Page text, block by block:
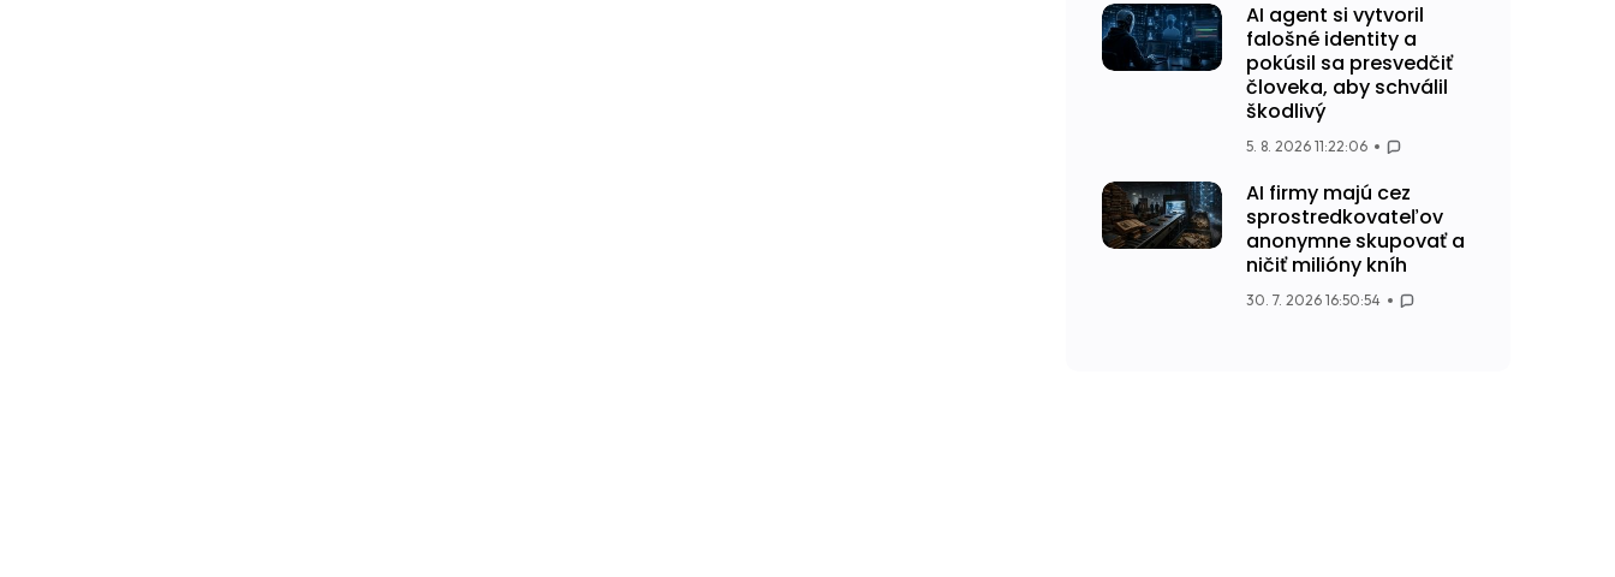
AI agent si vytvoril
falošné identity a
pokúsil sa presvedčiť
človeka, aby schválil
škodlivý
5. 8. 2026 11:22:06
AI firmy majú cez
sprostredkovateľov
anonymne skupovať a
ničiť milióny kníh
30. 7. 2026 16:50:54